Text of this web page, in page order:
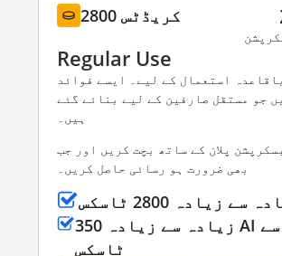
2800 کریڈٹس
Regular Use
استعمال کے لیے۔ ایسے فوائد
جو مستقل صارفین کے لیے بنائے گئے
ہیں۔
پلان کے ساتھ بچت کریں اور جب
بھی ضرورت ہو رسائی حاصل کریں۔
سے زیادہ 2800 ٹاسکس
زیادہ سے زیادہ 350 AI کی مدد سے
ٹاسکس